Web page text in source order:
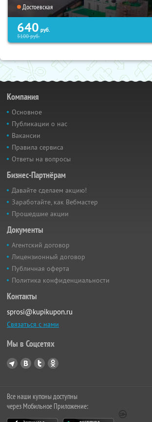
Достоевская
640 руб.
5100руб.
Компания
Основное
Публикации о нас
Вакансии
Правила сервиса
Ответы на вопросы
Бизнес-Партнёрам
Давайте сделаем акцию!
Заработайте, как Вебмастер
Прошедшие акции
Документы
Агентский договор
Лицензионный договор
Публичная оферта
Политика конфиденциальности
Контакты
sprosi@kupikupon.ru
Связаться с нами
Мы в Соцсетях
Все наши купоны доступны
через Мобильное Приложение: